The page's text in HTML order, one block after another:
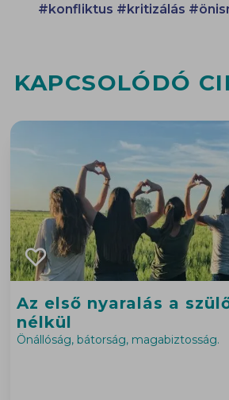
#konfliktus #kritizálás
KAPCSOLÓDÓ
Az első nyaralás a
nélkül
Önállóság, bátorság, magabiztosság.